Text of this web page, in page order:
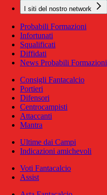
I siti del nostro network
Probabili Formazioni
Infortunati
Squalificati
Diffidati
News Probabili Formazioni
Consigli Fantacalcio
Portieri
Difensori
Centrocampisti
Attaccanti
Mantra
Ultime dai Campi
Indicazioni amichevoli
Voti Fantacalcio
Assist